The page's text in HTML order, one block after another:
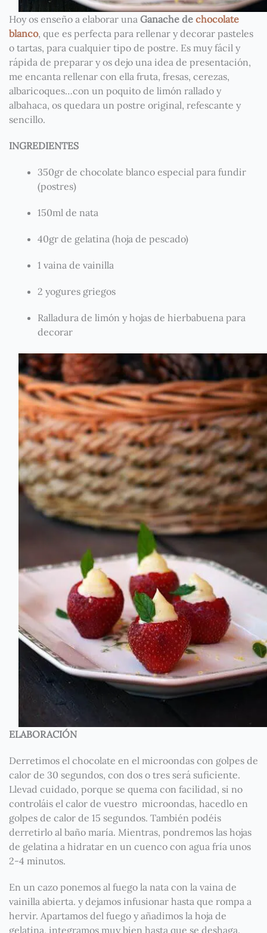
Hoy os enseño a elaborar una Ganache de chocolate
blanco, que es perfecta para rellenar y decorar pasteles
o tartas, para cualquier tipo de postre. Es muy fácil y
rápida de preparar y os dejo una idea de presentación,
me encanta rellenar con ella fruta, fresas, cerezas,
albaricoques…con un poquito de limón rallado y
albahaca, os quedara un postre original, refescante y
sencillo.
INGREDIENTES
350gr de chocolate blanco especial para fundir
(postres)
150ml de nata
40gr de gelatina (hoja de pescado)
1 vaina de vainilla
2 yogures griegos
Ralladura de limón y hojas de hierbabuena para
decorar
ELABORACIÓN
Derretimos el chocolate en el microondas con golpes de
calor de 30 segundos, con dos o tres será suficiente.
Llevad cuidado, porque se quema con facilidad, si no
controláis el calor de vuestro microondas, hacedlo en
golpes de calor de 15 segundos. También podéis
derretirlo al baño maría. Mientras, pondremos las hojas
de gelatina a hidratar en un cuenco con agua fría unos
2-4 minutos.
En un cazo ponemos al fuego la nata con la vaina de
vainilla abierta. y dejamos infusionar hasta que rompa a
hervir. Apartamos del fuego y añadimos la hoja de
gelatina, integramos muy bien hasta que se deshaga.